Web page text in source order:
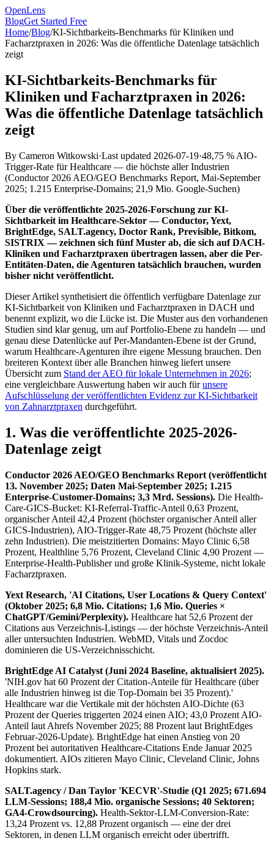
OpenLens
BlogGet Started Free
Home/Blog/KI-Sichtbarkeits-Benchmarks für Kliniken und
Facharztpraxen in 2026: Was die öffentliche Datenlage tatsächlich
zeigt
KI-Sichtbarkeits-Benchmarks für
Kliniken und Facharztpraxen in 2026:
Was die öffentliche Datenlage tatsächlich
zeigt
By Cameron Witkowski·Last updated 2026-07-19·48,75 % AIO-
Trigger-Rate für Healthcare — die höchste aller Industrien
(Conductor 2026 AEO/GEO Benchmarks Report, Mai-September
2025; 1.215 Enterprise-Domains; 21,9 Mio. Google-Suchen)
Über die veröffentlichte 2025-2026-Forschung zur KI-
Sichtbarkeit im Healthcare-Sektor — Conductor, Yext,
BrightEdge, SALT.agency, Doctor Rank, Previsible, Bitkom,
SISTRIX — zeichnen sich fünf Muster ab, die sich auf DACH-
Kliniken und Facharztpraxen übertragen lassen, aber die Per-
Entitäten-Daten, die Agenturen tatsächlich brauchen, wurden
bisher nicht veröffentlicht.
Dieser Artikel synthetisiert die öffentlich verfügbare Datenlage zur
KI-Sichtbarkeit von Kliniken und Facharztpraxen in DACH und
benennt explizit, wo die Lücke ist. Die Muster aus den vorhandenen
Studien sind klar genug, um auf Portfolio-Ebene zu handeln — und
genau diese Datenlücke auf Per-Mandanten-Ebene ist der Grund,
warum Healthcare-Agenturen ihre eigene Messung brauchen. Den
breiteren Kontext über alle Branchen hinweg liefert unsere
Übersicht zum Stand der AEO für lokale Unternehmen in 2026;
eine vergleichbare Auswertung haben wir auch fürunsere
Aufschlüsselung der veröffentlichten Evidenz zur KI-Sichtbarkeit
von Zahnarztpraxen durchgeführt.
1. Was die veröffentlichte 2025-2026-
Datenlage zeigt
Conductor 2026 AEO/GEO Benchmarks Report (veröffentlicht
13. November 2025; Daten Mai-September 2025; 1.215
Enterprise-Customer-Domains; 3,3 Mrd. Sessions). Die Health-
Care-GICS-Bucket: KI-Referral-Traffic-Anteil 0,63 Prozent,
organischer Anteil 42,4 Prozent (höchster organischer Anteil aller
GICS-Industrien), AIO-Trigger-Rate 48,75 Prozent (höchste aller
zehn Industrien). Die meistzitierten Domains: Mayo Clinic 6,58
Prozent, Healthline 5,76 Prozent, Cleveland Clinic 4,90 Prozent —
Enterprise-Health-Publisher und große Klinik-Systeme, nicht lokale
Facharztpraxen.
Yext Research, 'AI Citations, User Locations & Query Context'
(Oktober 2025; 6,8 Mio. Citations; 1,6 Mio. Queries ×
ChatGPT/Gemini/Perplexity). Healthcare hat 52,6 Prozent der
Citations aus Verzeichnis-Listings — der höchste Verzeichnis-Anteil
aller untersuchten Industrien. WebMD, Vitals und Zocdoc
dominieren die US-Verzeichnisschicht.
BrightEdge AI Catalyst (Juni 2024 Baseline, aktualisiert 2025).
'NIH.gov hat 60 Prozent der Citation-Anteile für Healthcare (über
alle Industrien hinweg ist die Top-Domain bei 35 Prozent).'
Healthcare war die Vertikale mit der höchsten AIO-Dichte (63
Prozent der Queries triggerten 2024 einen AIO; 43,0 Prozent AIO-
Anteil laut Ahrefs November 2025; 88 Prozent laut BrightEdges
Februar-2026-Update). BrightEdge hat einen Anstieg von 20
Prozent bei autoritativen Healthcare-Citations Ende Januar 2025
dokumentiert. AIOs zitieren Mayo Clinic, Cleveland Clinic, Johns
Hopkins stark.
SALT.agency / Dan Taylor 'KECVR'-Studie (Q1 2025; 671.694
LLM-Sessions; 188,4 Mio. organische Sessions; 40 Sektoren;
GA4-Crowdsourcing). Health-Sektor-LLM-Conversion-Rate:
13,24 Prozent vs. 12,88 Prozent organisch — eine der drei
Sektoren, in denen LLM organisch erreicht oder übertrifft.